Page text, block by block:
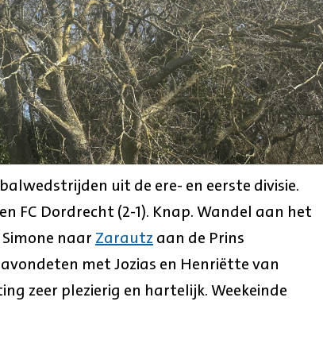
uit de ere- en eerste divisie.
FC Dordrecht (2-1). Knap. Wandel aan het
naar Zarautz aan de Prins
met Jozias en Henriëtte van
zeer plezierig en hartelijk. Weekeinde